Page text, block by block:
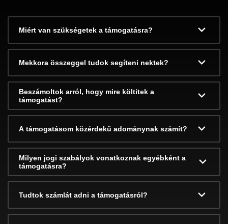
Miért van szükségetek a támogatásra?
Mekkora összeggel tudok segíteni nektek?
Beszámoltok arról, hogy mire költitek a
támogatást?
A támogatásom közérdekű adománynak számít?
Milyen jogi szabályok vonatkoznak egyébként a
támogatásra?
Tudtok számlát adni a támogatásról?